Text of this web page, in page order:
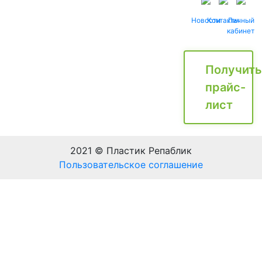
НовостиКонтактыЛичный
кабинет
Получить
прайс-
лист
2021 © Пластик Репаблик
Пользовательское соглашение